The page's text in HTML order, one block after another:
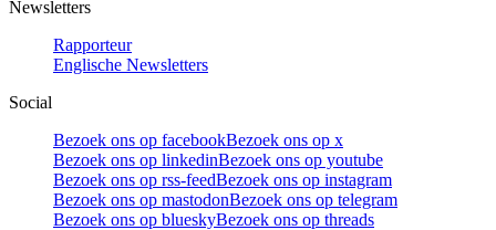
Newsletters
Rapporteur
Englische Newsletters
Social
Bezoek ons op facebookBezoek ons op x
Bezoek ons op linkedinBezoek ons op youtube
Bezoek ons op rss-feedBezoek ons op instagram
Bezoek ons op mastodonBezoek ons op telegram
Bezoek ons op blueskyBezoek ons op threads